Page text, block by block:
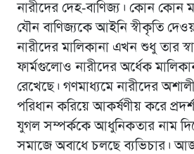
নারীদের দেহ-বাণিজ্য। কোন কোন
যৌন বাণিজ্যকে আইনি স্বীকৃতি
নারীদের মালিকানা এখন শুধু তার
ফার্মগুলোও নারীদের অর্ধেক
রেখেছে। গণমাধ্যমে নারীদের
পরিধান করিয়ে আকর্ষণীয় করে
যুগল সম্পর্ককে আধুনিকতার নাম
সমাজে অবাধে চলছে ব্যভিচার।